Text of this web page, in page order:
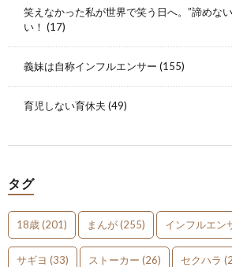
笑えなかった私が世界で笑う日へ。”諦めな
い！ (17)
義妹は自称インフルエンサー (155)
育児しない育休夫 (49)
タグ
18歳(201) まんが(255) インフルエン
サギヨ (33) ストーカー (26) セクハラ